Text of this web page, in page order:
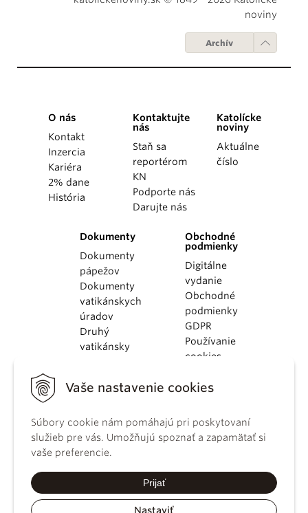
Vaše nastavenie cookies
Súbory cookie nám pomáhajú pri poskytovaní
služieb pre vás. Umožňujú spoznať a zapamätať si
vaše preferencie.
Prijať
Nastaviť
noviny
Archív
O nás
Kontakt
Inzercia
Kariéra
2% dane
História
Kontaktujte
nás
Staň sa
reportérom
KN
Podporte nás
Darujte nás
Katolícke
noviny
Aktuálne
číslo
Dokumenty
Dokumenty
pápežov
Dokumenty
vatikánskych
úradov
Druhý
vatikánsky
KBS
kánonického
práva
Katechizmus
Obchodné
podmienky
Digitálne
vydanie
Obchodné
podmienky
GDPR
Používanie
cookies